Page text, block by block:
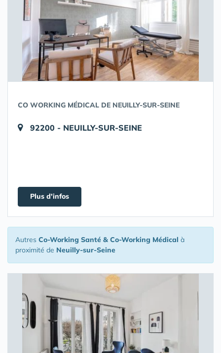
CO WORKING MÉDICAL DE NEUILLY-SUR-SEINE
92200 - NEUILLY-SUR-SEINE
Plus d'infos
Autres Co-Working Santé & Co-Working Médical à
proximité de Neuilly-sur-Seine